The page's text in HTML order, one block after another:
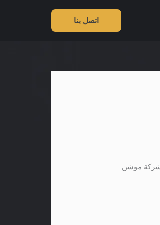
اتصل بنا
والتعليق الصوتي في استوديوهات احترافية ومدة التنفيذ خلال 72 ساعة شركة موشن